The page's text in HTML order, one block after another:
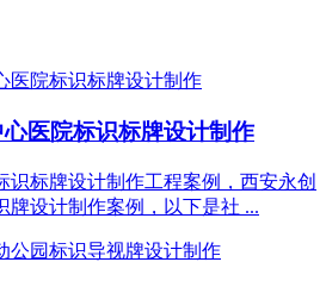
医院标识标牌设计制作
识标牌设计制作工程案例，西安永创
牌设计制作案例，以下是社 ...